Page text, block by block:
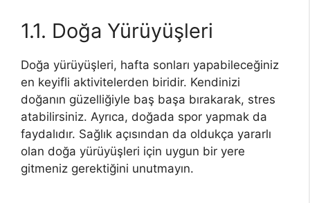
1.1. Doğa Yürüyüşleri
Doğa yürüyüşleri, hafta sonları yapabileceğiniz
en keyifli aktivitelerden biridir. Kendinizi
doğanın güzelliğiyle baş başa bırakarak, stres
atabilirsiniz. Ayrıca, doğada spor yapmak da
faydalıdır. Sağlık açısından da oldukça yararlı
olan doğa yürüyüşleri için uygun bir yere
gitmeniz gerektiğini unutmayın.